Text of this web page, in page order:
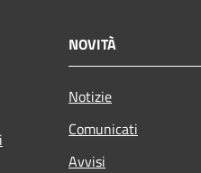
NOVITÀ
Notizie
Comunicati
Avvisi